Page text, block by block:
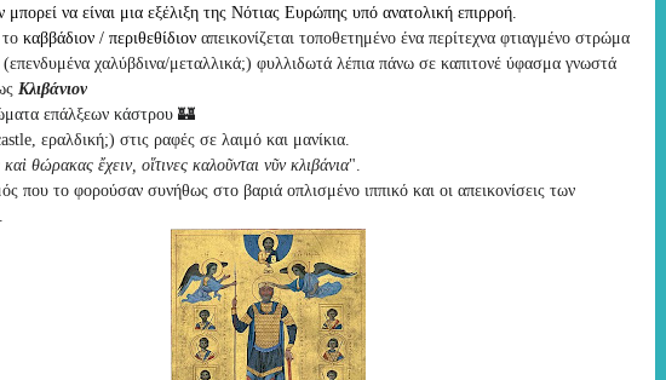
να είναι μια εξέλιξη της Νότιας Ευρώπης υπό ανατολική επιρροή.
καββάδιον / περιθεθίδιον απεικονίζεται τοποθετημένο ένα περίτεχνα φτιαγμένο στρώμα
(επενδυμένα χαλύβδινα/μεταλλικά;) φυλλιδωτά λέπια πάνω σε καπιτονέ ύφασμα γνωστά
Κλιβάνιον
επάλξεων κάστρου 🏰
εραλδική;) στις ραφές σε λαιμό και μανίκια.
θώρακας ἔχειν, οἵτινες καλοῦνται νῦν κλιβάνια".
που το φορούσαν συνήθως στο βαριά οπλισμένο ιππικό και οι απεικονίσεις των